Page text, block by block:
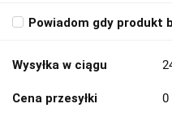
Powiadom gdy produkt
Wysyłka w ciągu
Cena przesyłki 0